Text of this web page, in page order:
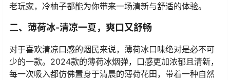
老玩家，冷柚子都能为你带来一场清新与舒适的体验。
二、薄荷冰-清凉一夏，爽口又舒畅
对于喜欢清凉口感的烟民来说，薄荷冰口味绝对是必不可
少的一款。2024款的薄荷冰烟弹，口感更加浓郁且清新，
每一次吸入都仿佛置身于清晨的薄荷花田，带着一种自然